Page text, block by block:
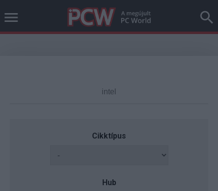
Cikktípus
Hub